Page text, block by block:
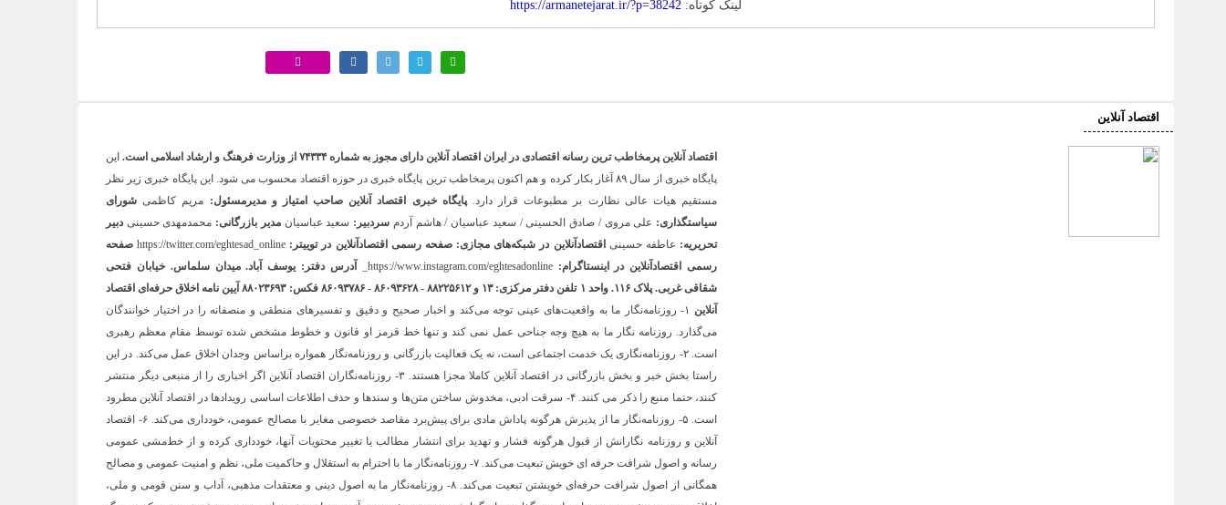
لینک کوتاه: https://armanetejarat.ir/?p=38242
اقتصاد آنلاین
اقتصاد آنلاین پرمخاطب ترین رسانه اقتصادی در ایران اقتصاد آنلاین دارای مجوز به شماره ۷۴۳۳۴ از وزارت فرهنگ و ارشاد اسلامی است.
این
پایگاه خبری از سال ۸۹ آغاز بکار کرده و هم اکنون پرمخاطب ترین پایگاه خبری در حوزه اقتصاد محسوب می شود. این پایگاه خبری زیر نظر
مستقیم هیات عالی نظارت بر مطبوعات قرار دارد.پایگاه خبری اقتصاد آنلاین صاحب امتیاز و مدیرمسئول: مریم کاظمی شورای
سیاستگذاری: علی مروی / صادق الحسینی / سعید عباسیان / هاشم آردم سردبیر: سعید عباسیانمدیر بازرگانی: محمدمهدی حسینی دبیر
تحریریه: عاطفه حسینی اقتصادآنلاین در شبکه‌های مجازی: صفحه رسمی اقتصادآنلاین در توییتر: https://twitter.com/eghtesad_online صفحه
رسمی اقتصادآنلاین در اینستاگرام:https://www.instagram.com/eghtesadonline_
آدرس دفتر: یوسف آباد. میدان سلماس. خیابان فتحی
شقاقی غربی. پلاک ۱۱۶. واحد ۱
تلفن دفتر مرکزی: ۱۳ و ۸۸۲۲۵۶۱۲ - ۸۶۰۹۳۶۲۸ - ۸۶۰۹۳۷۸۶ فکس: ۸۸۰۲۳۶۹۳
آیین نامه اخلاق حرفه‌ای اقتصاد
آنلاین
۱- روزنامه‌نگار ما به واقعیت‌های عینی توجه می‌کند و اخبار صحیح و دقیق و تفسیرهای منطقی و منصفانه را در اختیار خوانندگان
می‌گذارد. روزنامه نگار ما به هیچ وجه جناحی عمل نمی کند و تنها خط قرمز او قانون و خطوط مشخص شده توسط مقام معظم رهبری
است. ۲- روزنامه‌نگاری یک خدمت اجتماعی است، نه یک فعالیت بازرگانی و روزنامه‌نگار همواره براساس وجدان اخلاق عمل می‌کند. در این
راستا بخش خبر و بخش بازرگانی در اقتصاد آنلاین کاملا مجزا هستند. ۳- روزنامه‌نگاران اقتصاد آنلاین اگر اخباری را از منبعی دیگر منتشر
کنند، حتما منبع را ذکر می کنند. ۴- سرقت ادبی، مخدوش ساختن متن‌ها و سندها و حذف اطلاعات اساسی رویدادها در اقتصاد آنلاین مطرود
است. ۵- روزنامه‌نگار ما از پذیرش هرگونه پاداش مادی برای پیش‌برد مقاصد خصوصی مغایر با مصالح عمومی، خودداری می‌کند. ۶- اقتصاد
آنلاین و روزنامه نگارانش از قبول هرگونه فشار و تهدید برای انتشار مطالب یا تغییر محتویات آنها، خودداری کرده و از خط‌مشی عمومی
رسانه و اصول شرافت حرفه ای خویش تبعیت می‌کند. ۷- روزنامه‌نگار ما با احترام به استقلال و حاکمیت ملی، نظم و امنیت عمومی و مصالح
همگانی از اصول شرافت حرفه‌ای خویشتن تبعیت می‌کند. ۸- روزنامه‌نگار ما به اصول دینی و معتقدات مذهبی، آداب و سنن قومی و ملی،